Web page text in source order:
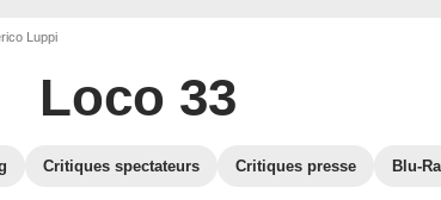
Luppi
Loco 33
Critiques spectateurs Critiques presse Blu-